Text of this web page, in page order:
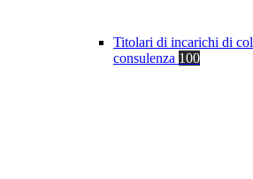
Titolari di incarichi di
consulenza 100